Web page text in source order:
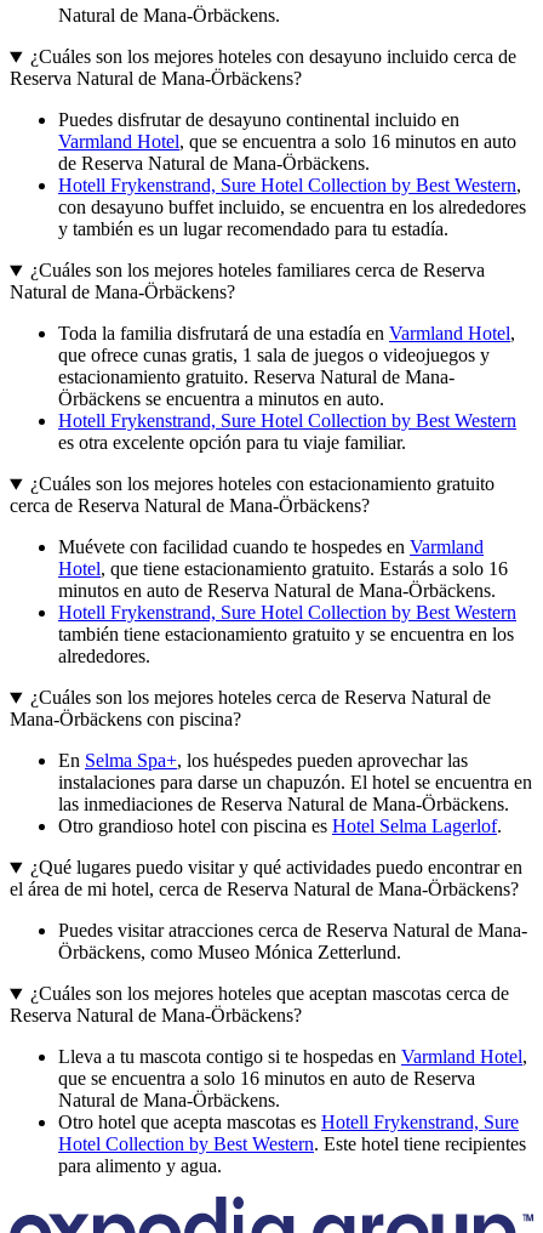
Natural de Mana-Örbäckens.
¿Cuáles son los mejores hoteles con desayuno incluido cerca de
Reserva Natural de Mana-Örbäckens?
Puedes disfrutar de desayuno continental incluido en
Varmland Hotel, que se encuentra a solo 16 minutos en auto
de Reserva Natural de Mana-Örbäckens.
Hotell Frykenstrand, Sure Hotel Collection by Best Western,
con desayuno buffet incluido, se encuentra en los alrededores
y también es un lugar recomendado para tu estadía.
¿Cuáles son los mejores hoteles familiares cerca de Reserva
Natural de Mana-Örbäckens?
Toda la familia disfrutará de una estadía en Varmland Hotel,
que ofrece cunas gratis, 1 sala de juegos o videojuegos y
estacionamiento gratuito. Reserva Natural de Mana-
Örbäckens se encuentra a minutos en auto.
Hotell Frykenstrand, Sure Hotel Collection by Best Western
es otra excelente opción para tu viaje familiar.
¿Cuáles son los mejores hoteles con estacionamiento gratuito
cerca de Reserva Natural de Mana-Örbäckens?
Muévete con facilidad cuando te hospedes en Varmland
Hotel, que tiene estacionamiento gratuito. Estarás a solo 16
minutos en auto de Reserva Natural de Mana-Örbäckens.
Hotell Frykenstrand, Sure Hotel Collection by Best Western
también tiene estacionamiento gratuito y se encuentra en los
alrededores.
¿Cuáles son los mejores hoteles cerca de Reserva Natural de
Mana-Örbäckens con piscina?
En Selma Spa+, los huéspedes pueden aprovechar las
instalaciones para darse un chapuzón. El hotel se encuentra en
las inmediaciones de Reserva Natural de Mana-Örbäckens.
Otro grandioso hotel con piscina es Hotel Selma Lagerlof.
¿Qué lugares puedo visitar y qué actividades puedo encontrar en
el área de mi hotel, cerca de Reserva Natural de Mana-Örbäckens?
Puedes visitar atracciones cerca de Reserva Natural de Mana-
Örbäckens, como Museo Mónica Zetterlund.
¿Cuáles son los mejores hoteles que aceptan mascotas cerca de
Reserva Natural de Mana-Örbäckens?
Lleva a tu mascota contigo si te hospedas en Varmland Hotel,
que se encuentra a solo 16 minutos en auto de Reserva
Natural de Mana-Örbäckens.
Otro hotel que acepta mascotas es Hotell Frykenstrand, Sure
Hotel Collection by Best Western. Este hotel tiene recipientes
para alimento y agua.